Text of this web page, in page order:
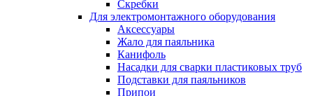
Скребки
Для электромонтажного оборудования
Аксессуары
Жало для паяльника
Канифоль
Насадки для сварки пластиковых труб
Подставки для паяльников
Припои